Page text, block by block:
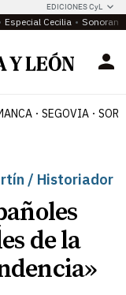
EDICIONES CyL
Especial Cecilia
SEGOVIA
/ Historiador
de la